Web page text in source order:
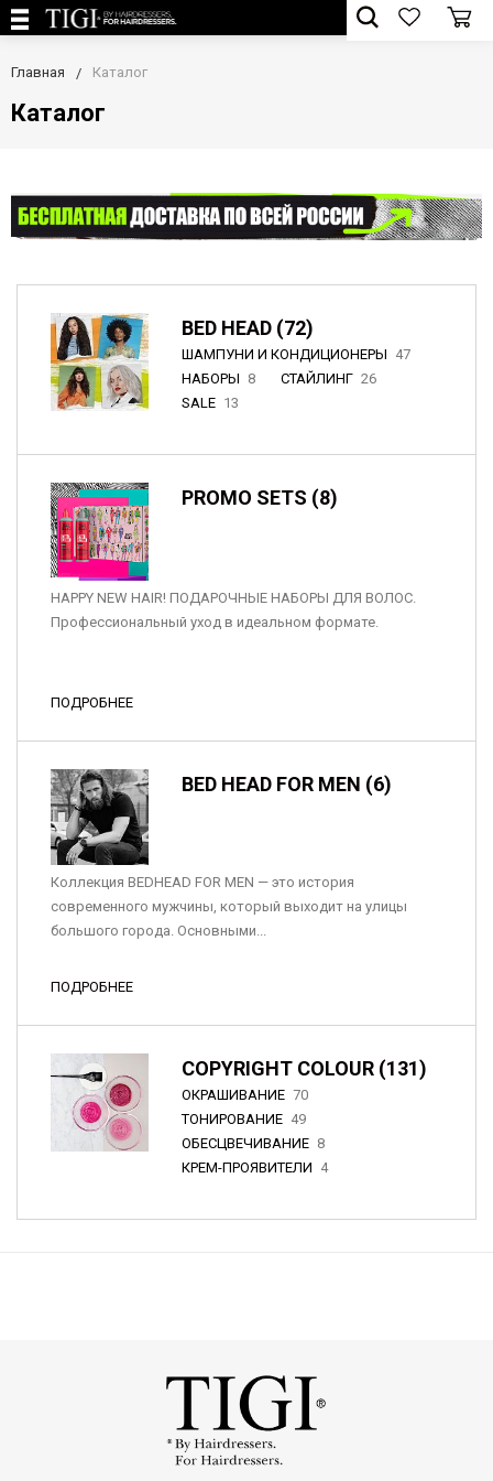
Главная Каталог
Каталог
BED HEAD (72)
ШАМПУНИ И КОНДИЦИОНЕРЫ 47
НАБОРЫ 8 СТАЙЛИНГ 26
SALE 13
PROMO SETS (8)
HAPPY NEW HAIR! ПОДАРОЧНЫЕ НАБОРЫ ДЛЯ ВОЛОС.
Профессиональный уход в идеальном формате.
ПОДРОБНЕЕ
BED HEAD FOR MEN (6)
Коллекция BEDHEAD FOR MEN — это история
современного мужчины, который выходит на улицы
большого города. Основными...
ПОДРОБНЕЕ
COPYRIGHT COLOUR (131)
ОКРАШИВАНИЕ 70
ТОНИРОВАНИЕ 49
ОБЕСЦВЕЧИВАНИЕ 8
КРЕМ-ПРОЯВИТЕЛИ 4